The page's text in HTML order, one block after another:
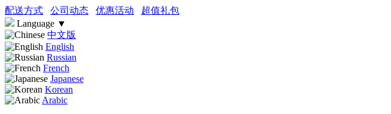
配送方式 公司动态 优惠活动
超值礼包
Language ▼
中文版
English
Russian
French
Japanese
Korean
Arabic